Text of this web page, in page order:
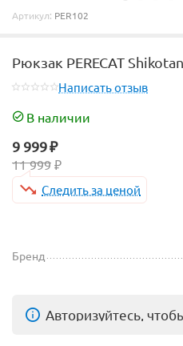
Артикул: PER102
Рюкзак PERECAT
Написать отзыв
В наличии
9 999₽
11 999 ₽
Следить за ценой
Бренд
Авторизуйтесь,